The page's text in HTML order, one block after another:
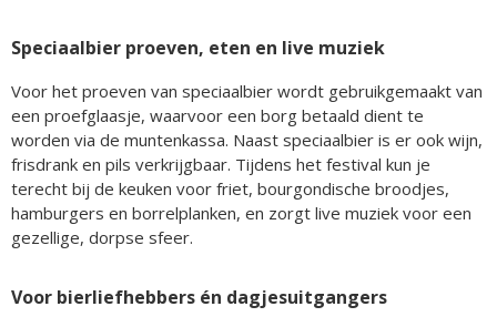
Speciaalbier proeven, eten en live muziek
Voor het proeven van speciaalbier wordt gebruikgemaakt van
een proefglaasje, waarvoor een borg betaald dient te
worden via de muntenkassa. Naast speciaalbier is er ook wijn,
frisdrank en pils verkrijgbaar. Tijdens het festival kun je
terecht bij de keuken voor friet, bourgondische broodjes,
hamburgers en borrelplanken, en zorgt live muziek voor een
gezellige, dorpse sfeer.
Voor bierliefhebbers én dagjesuitgangers